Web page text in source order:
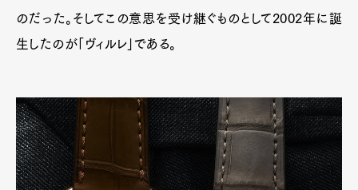
のだった。そしてこの意思を受け継ぐものとして2002年に誕
生したのが「ヴィルレ」である。